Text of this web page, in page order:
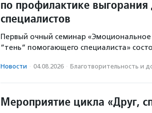
по профилактике
специалистов
Первый очный семинар
“тень“ помогающего специалиста»
Новости · 04.08.2026 · Благотвори­тель­ность и
Мероприятие цикла «Друг,